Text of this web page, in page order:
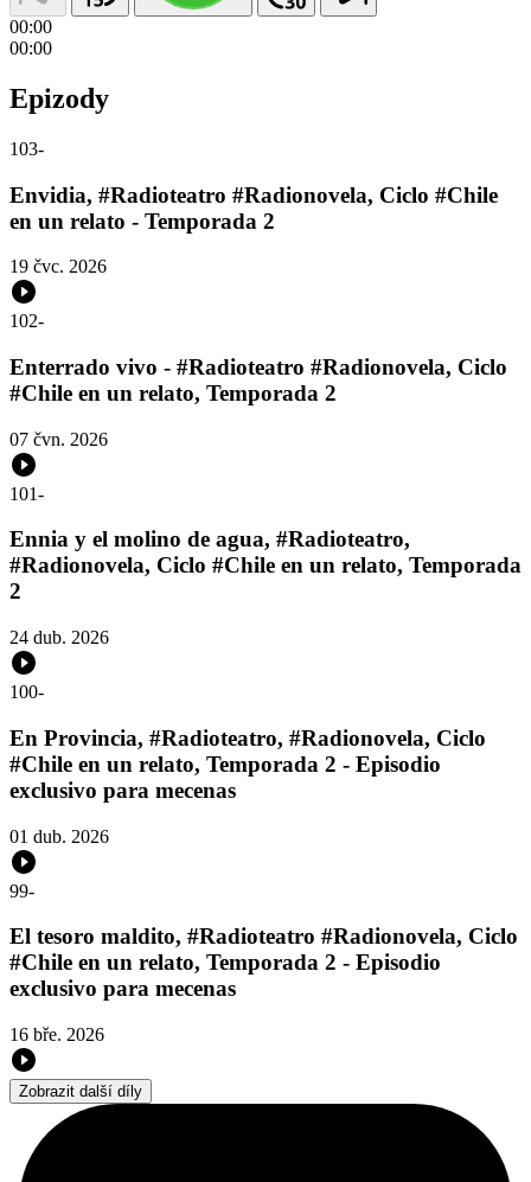
00:00
00:00
Epizody
103-
Envidia, #Radioteatro #Radionovela, Ciclo #Chile
en un relato - Temporada 2
19 čvc. 2026
102-
Enterrado vivo - #Radioteatro #Radionovela, Ciclo
#Chile en un relato, Temporada 2
07 čvn. 2026
101-
Ennia y el molino de agua, #Radioteatro,
#Radionovela, Ciclo #Chile en un relato, Temporada
2
24 dub. 2026
100-
En Provincia, #Radioteatro, #Radionovela, Ciclo
#Chile en un relato, Temporada 2 - Episodio
exclusivo para mecenas
01 dub. 2026
99-
El tesoro maldito, #Radioteatro #Radionovela, Ciclo
#Chile en un relato, Temporada 2 - Episodio
exclusivo para mecenas
16 bře. 2026
Zobrazit další díly